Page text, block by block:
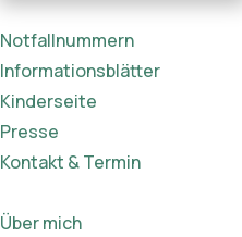
Notfallnummern
Informationsblätter
Kinderseite
Presse
Kontakt & Termin
Über mich